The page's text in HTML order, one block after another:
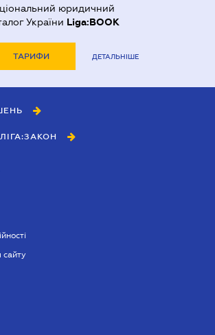
юридичний
України Liga:BOOK
ТАРИФИ ДЕТАЛЬНІШЕ
сайту